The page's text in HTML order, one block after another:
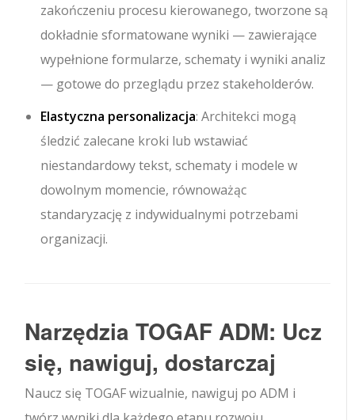
zakończeniu procesu kierowanego, tworzone są
dokładnie sformatowane wyniki — zawierające
wypełnione formularze, schematy i wyniki analiz
— gotowe do przeglądu przez stakeholderów.
Elastyczna personalizacja: Architekci mogą
śledzić zalecane kroki lub wstawiać
niestandardowy tekst, schematy i modele w
dowolnym momencie, równoważąc
standaryzację z indywidualnymi potrzebami
organizacji.
Narzędzia TOGAF ADM: Ucz
się, nawiguj, dostarczaj
Naucz się TOGAF wizualnie, nawiguj po ADM i